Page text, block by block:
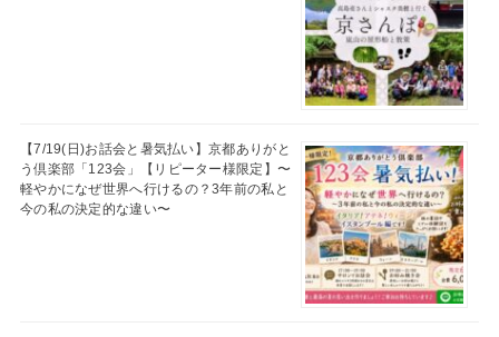
【7/19(日)お話会と暑気払い】京都ありがと
う倶楽部「123会」【リピーター様限定】〜
軽やかになぜ世界へ行けるの？3年前の私と
今の私の決定的な違い〜